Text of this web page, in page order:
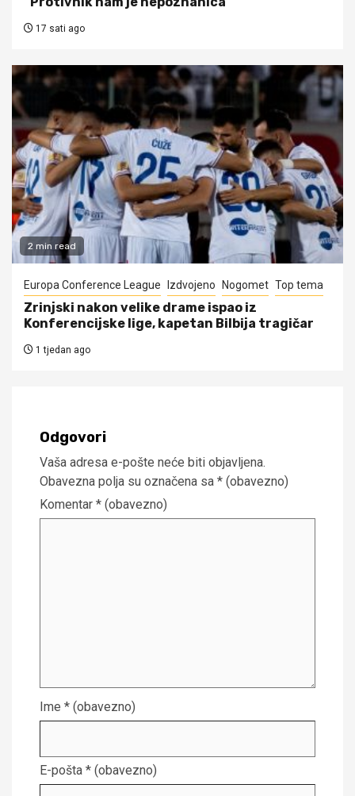
17 sati ago
2 min read
Europa Conference League Izdvojeno Nogomet Top tema
Zrinjski nakon velike drame ispao iz
Konferencijske lige, kapetan Bilbija tragičar
1 tjedan ago
Odgovori
Vaša adresa e-pošte neće biti objavljena.
Obavezna polja su označena sa * (obavezno)
Komentar * (obavezno)
Ime * (obavezno)
E-pošta * (obavezno)